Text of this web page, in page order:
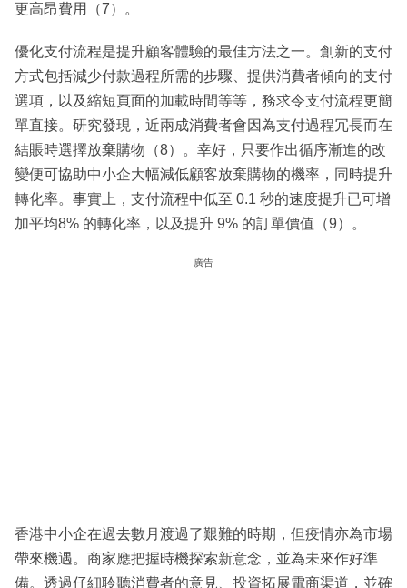
更高昂費用（7）。
優化支付流程是提升顧客體驗的最佳方法之一。創新的支付
方式包括減少付款過程所需的步驟、提供消費者傾向的支付
選項，以及縮短頁面的加載時間等等，務求令支付流程更簡
單直接。研究發現，近兩成消費者會因為支付過程冗長而在
結賬時選擇放棄購物（8）。幸好，只要作出循序漸進的改
變便可協助中小企大幅減低顧客放棄購物的機率，同時提升
轉化率。事實上，支付流程中低至 0.1 秒的速度提升已可增
加平均8% 的轉化率，以及提升 9% 的訂單價值（9）。
廣告
香港中小企在過去數月渡過了艱難的時期，但疫情亦為市場
帶來機遇。商家應把握時機探索新意念，並為未來作好準
備。透過仔細聆聽消費者的意見、投資拓展電商渠道，並確